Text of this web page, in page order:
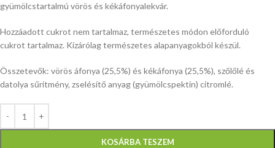
gyümölcstartalmú vörös és kékáfonyalekvár.
Hozzáadott cukrot nem tartalmaz, természetes módon előforduló
cukrot tartalmaz. Kizárólag természetes alapanyagokból készül.
Összetevők: vörös áfonya (25,5%) és kékáfonya (25,5%), szőlőlé és
datolya sűrítmény, zselésítő anyag (gyümölcspektin) citromlé.
KOSÁRBA TESZEM